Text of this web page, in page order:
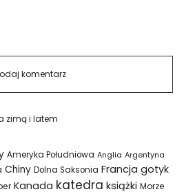
zimą i latem
Ameryka Południowa Anglia Argentyna
Chiny Dolna Saksonia Francja gotyk
Kanada katedra książki Morze